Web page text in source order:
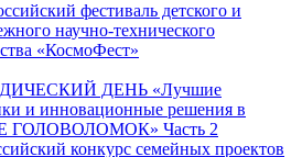
фестиваль детского и
научно-технического
«КосмоФест»
ДЕНЬ «Лучшие
и инновационные решения в
ГОЛОВОЛОМОК» Часть 2
конкурс семейных проектов